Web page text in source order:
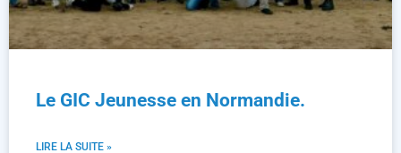
Le GIC Jeunesse en Normandie.
LIRE LA SUITE »